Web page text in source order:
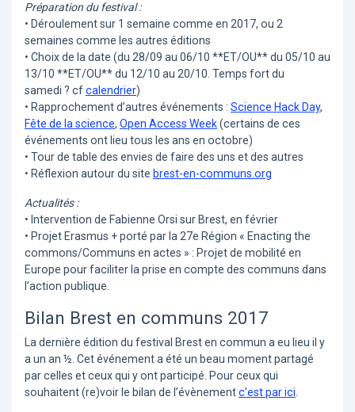
Préparation du festival :
• Déroulement sur 1 semaine comme en 2017, ou 2
semaines comme les autres éditions
• Choix de la date (du 28/09 au 06/10 **ET/OU** du 05/10 au
13/10 **ET/OU** du 12/10 au 20/10. Temps fort du
samedi ? cfcalendrier)
• Rapprochement d’autres événements : Science Hack Day,
Fête de la science, Open Access Week(certains de ces
événements ont lieu tous les ans en octobre)
• Tour de table des envies de faire des uns et des autres
• Réflexion autour du site brest-en-communs.org
Actualités :
• Intervention de Fabienne Orsi sur Brest, en février
• Projet Erasmus + porté par la 27e Région « Enacting the
commons/Communs en actes » : Projet de mobilité en
Europe pour faciliter la prise en compte des communs dans
l’action publique.
Bilan Brest en communs 2017
La dernière édition du festival Brest en commun a eu lieu il y
a un an ½. Cet événement a été un beau moment partagé
par celles et ceux qui y ont participé. Pour ceux qui
souhaitent (re)voir le bilan de l’évènementc’est par ici.